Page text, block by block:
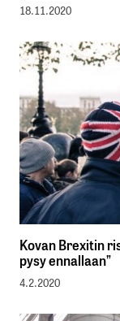
18.11.2020
Kovan Brexitin
pysy ennallaan”
4.2.2020